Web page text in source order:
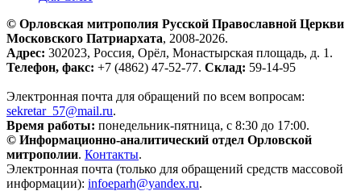
© Орловская митрополия Русской Православной Церкви
Московского Патриархата, 2008-2026.
Адрес: 302023, Россия, Орёл, Монастырская площадь, д. 1.
Телефон, факс: +7 (4862) 47-52-77. Склад: 59-14-95
Электронная почта для обращений по всем вопросам:
sekretar_57@mail.ru.
Время работы: понедельник-пятница, с 8:30 до 17:00.
© Информационно-аналитический отдел Орловской
митрополии. Контакты.
Электронная почта (только для обращений средств массовой
информации): infoeparh@yandex.ru.